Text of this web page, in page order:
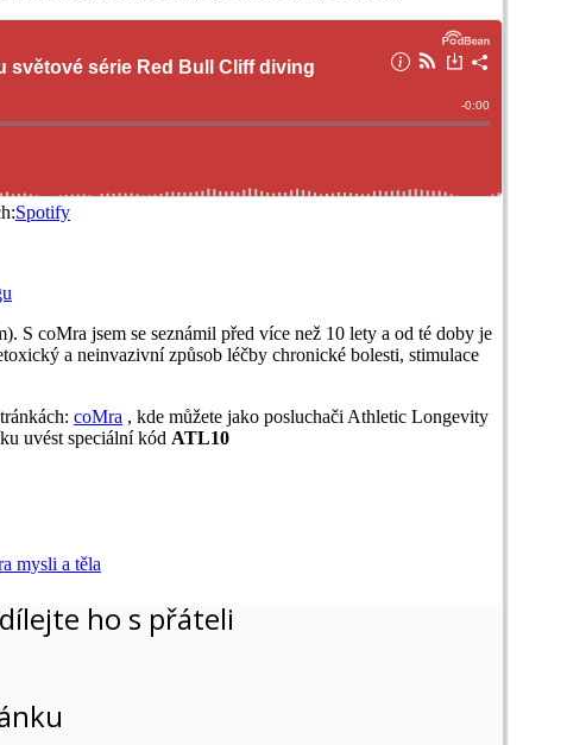
Spotify
S coMra jsem se seznámil před více než 10 lety a od té doby je
a neinvazivní způsob léčby chronické bolesti, stimulace
coMra , kde můžete jako posluchači Athletic Longevity
uvést speciální kód ATL10
mysli a těla
ho s přáteli